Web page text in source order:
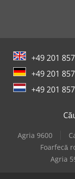
Hebrock F5
Heesemann Mfa
Hofmann Tfs
Kuper Fwm 630
Vollmer Chx 840
+49 201
+49 201
+49 201
Agria 9600
Foarfecă
Agria